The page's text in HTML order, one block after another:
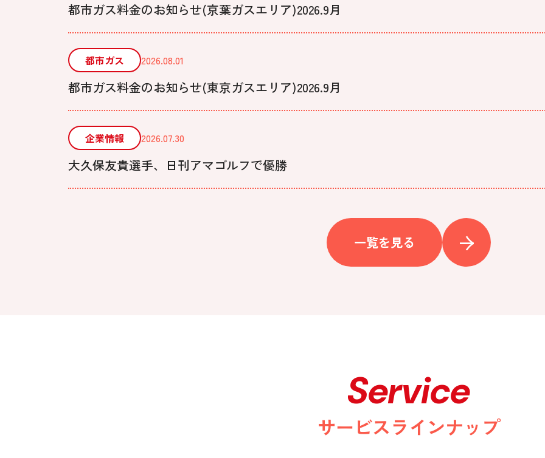
都市ガス料金のお知らせ(京葉ガスエリア)2026.9月
都市ガス 2026.08.01
都市ガス料金のお知らせ(東京ガスエリア)2026.9月
企業情報 2026.07.30
大久保友貴選手、日刊アマゴルフで優勝
一覧を見る
Service
サービスラインナップ